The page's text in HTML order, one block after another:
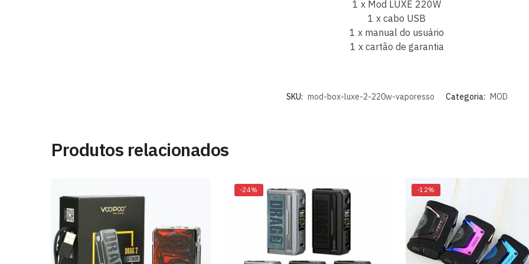
1 x Mod LUXE 220W
1 x cabo USB
1 x manual do usuário
1 x cartão de garantia
SKU: mod-box-luxe-2-220w-vaporesso Categoria: MOD
Produtos relacionados
-24% -12%